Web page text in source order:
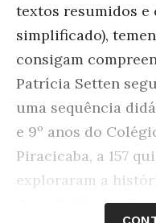
textos resumidos e
simplificado),
consigam
Patrícia Setten
uma sequência
e 9º anos do
Piracicaba, a 157
exploraram a
Carroll. Ela deu às